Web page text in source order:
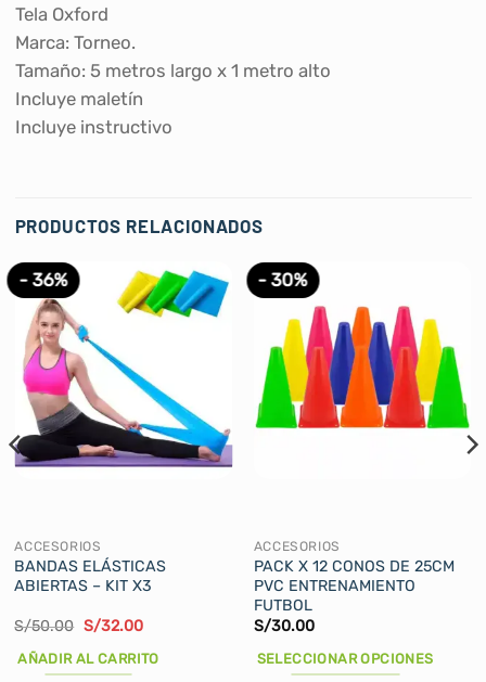
Tela Oxford
Marca: Torneo.
Tamaño: 5 metros largo x 1 metro alto
Incluye maletín
Incluye instructivo
PRODUCTOS RELACIONADOS
- 36%
ACCESORIOS
BANDAS ELÁSTICAS
ABIERTAS – KIT X3
S/50.00 El
original
era:
S/32.00El
actual
AÑADIR AL CARRITO
- 30%
ACCESORIOS
PACK X 12 CONOS DE 25CM
PVC ENTRENAMIENTO
FUTBOL
S/30.00
SELECCIONAR OPCIONES